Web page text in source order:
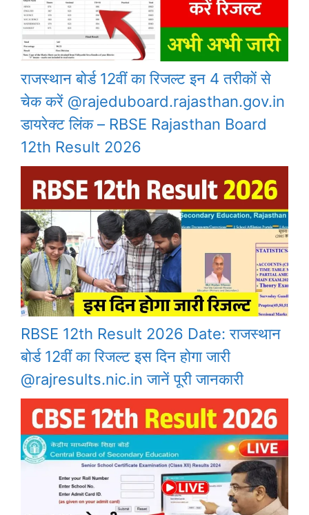
राजस्थान बोर्ड 12वीं का रिजल्ट इन 4 तरीकों से
चेक करें @rajeduboard.rajasthan.gov.in
डायरेक्ट लिंक – RBSE Rajasthan Board
12th Result 2026
RBSE 12th Result 2026 Date: राजस्थान
बोर्ड 12वीं का रिजल्ट इस दिन होगा जारी
@rajresults.nic.in जानें पूरी जानकारी